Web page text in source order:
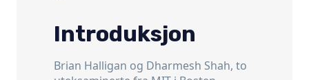
Introduksjon
Brian Halligan og Dharmesh Shah, to